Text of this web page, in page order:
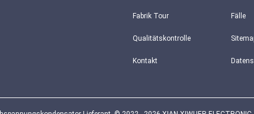
Fabrik Tour
Qualitätskontrolle
Kontakt
Fälle